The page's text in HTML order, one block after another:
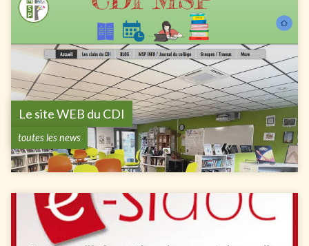
Le site WEB du CDI
toutes les news